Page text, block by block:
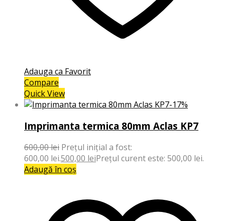
Adauga ca Favorit
Compare
Quick View
-17%
Imprimanta termica 80mm Aclas KP7
600,00lei Prețul inițial a fost:
600,00 lei.500,00 leiPrețul curent este: 500,00 lei.
Adaugă în coș